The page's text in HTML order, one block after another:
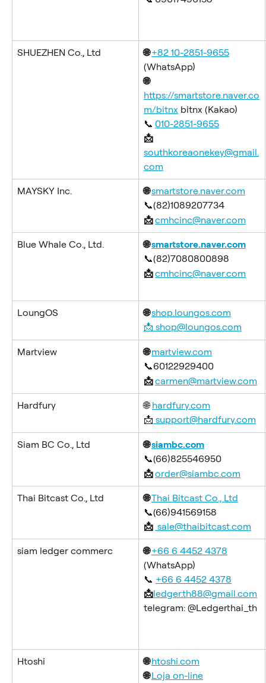
SHUEZHEN Co., Ltd 🌐 +82 10-2851-9655
(WhatsApp)
🌐
https://smartstore.naver.co
m/bitnx bitnx (Kakao)
📞 010-2851-9655
📩
southkoreaonekey@gmail.
com
MAYSKY Inc. 🌐 smartstore.naver.com
📞(82)1089207734
📩 cmhcinc@naver.com
Blue Whale Co., Ltd. 🌐 smartstore.naver.com
📞(82)7080800898
📩 cmhcinc@naver.com
LoungOS 🌐 shop.loungos.com
📩 shop@loungos.com
Martview 🌐 martview.com
📞60122929400
📩 carmen@martview.com
Hardfury 🌐 hardfury.com
📩 support@hardfury.com
Siam BC Co., Ltd 🌐 siambc.com
📞(66)825546950
📩 order@siambc.com
Thai Bitcast Co., Ltd 🌐 Thai Bitcast Co., Ltd
📞(66)941569158
📩 sale@thaibitcast.com
siam ledger commerc 🌐 +66 6 4452 4378
(WhatsApp)
📞 +66 6 4452 4378
📩ledger.th88@gmail.com
telegram: @Ledgerthai_th
Htoshi 🌐 htoshi.com
🌐 Loja on-line